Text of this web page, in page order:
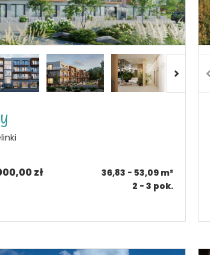
zł 36,83 - 53,09m²
2 - 3 pok.